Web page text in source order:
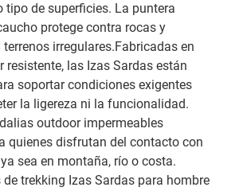
tipo de superficies. La puntera
protege contra rocas y
irregulares.Fabricadas en
resistente, las Izas Sardas están
soportar condiciones exigentes
la ligereza ni la funcionalidad.
outdoor impermeables
quienes disfrutan del contacto con
sea en montaña, río o costa.
trekking Izas Sardas para hombre